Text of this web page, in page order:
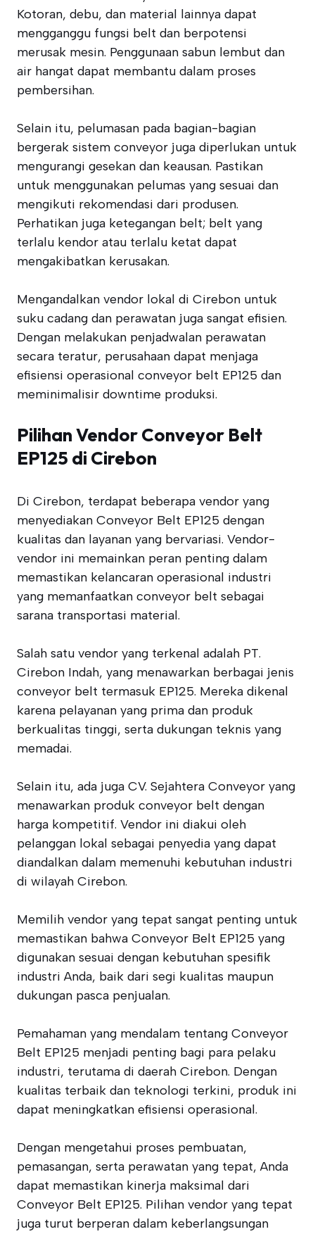
Kotoran, debu, dan material lainnya dapat
mengganggu fungsi belt dan berpotensi
merusak mesin. Penggunaan sabun lembut dan
air hangat dapat membantu dalam proses
pembersihan.
Selain itu, pelumasan pada bagian-bagian
bergerak sistem conveyor juga diperlukan untuk
mengurangi gesekan dan keausan. Pastikan
untuk menggunakan pelumas yang sesuai dan
mengikuti rekomendasi dari produsen.
Perhatikan juga ketegangan belt; belt yang
terlalu kendor atau terlalu ketat dapat
mengakibatkan kerusakan.
Mengandalkan vendor lokal di Cirebon untuk
suku cadang dan perawatan juga sangat efisien.
Dengan melakukan penjadwalan perawatan
secara teratur, perusahaan dapat menjaga
efisiensi operasional conveyor belt EP125 dan
meminimalisir downtime produksi.
Pilihan Vendor Conveyor Belt
EP125 di Cirebon
Di Cirebon, terdapat beberapa vendor yang
menyediakan Conveyor Belt EP125 dengan
kualitas dan layanan yang bervariasi. Vendor-
vendor ini memainkan peran penting dalam
memastikan kelancaran operasional industri
yang memanfaatkan conveyor belt sebagai
sarana transportasi material.
Salah satu vendor yang terkenal adalah PT.
Cirebon Indah, yang menawarkan berbagai jenis
conveyor belt termasuk EP125. Mereka dikenal
karena pelayanan yang prima dan produk
berkualitas tinggi, serta dukungan teknis yang
memadai.
Selain itu, ada juga CV. Sejahtera Conveyor yang
menawarkan produk conveyor belt dengan
harga kompetitif. Vendor ini diakui oleh
pelanggan lokal sebagai penyedia yang dapat
diandalkan dalam memenuhi kebutuhan industri
di wilayah Cirebon.
Memilih vendor yang tepat sangat penting untuk
memastikan bahwa Conveyor Belt EP125 yang
digunakan sesuai dengan kebutuhan spesifik
industri Anda, baik dari segi kualitas maupun
dukungan pasca penjualan.
Pemahaman yang mendalam tentang Conveyor
Belt EP125 menjadi penting bagi para pelaku
industri, terutama di daerah Cirebon. Dengan
kualitas terbaik dan teknologi terkini, produk ini
dapat meningkatkan efisiensi operasional.
Dengan mengetahui proses pembuatan,
pemasangan, serta perawatan yang tepat, Anda
dapat memastikan kinerja maksimal dari
Conveyor Belt EP125. Pilihan vendor yang tepat
juga turut berperan dalam keberlangsungan